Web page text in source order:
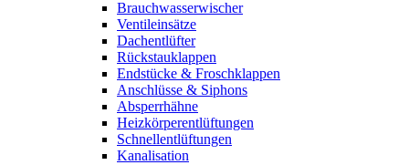
Brauchwasserwischer
Ventileinsätze
Dachentlüfter
Rückstauklappen
Endstücke & Froschklappen
Anschlüsse & Siphons
Absperrhähne
Heizkörperentlüftungen
Schnellentlüftungen
Kanalisation